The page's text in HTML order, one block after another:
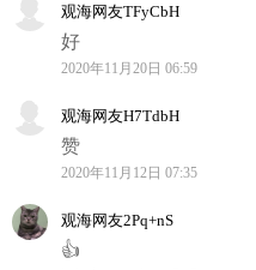
观海网友TFyCbH
好
2020年11月20日 06:59
观海网友H7TdbH
赞
2020年11月12日 07:35
观海网友2Pq+nS
👍